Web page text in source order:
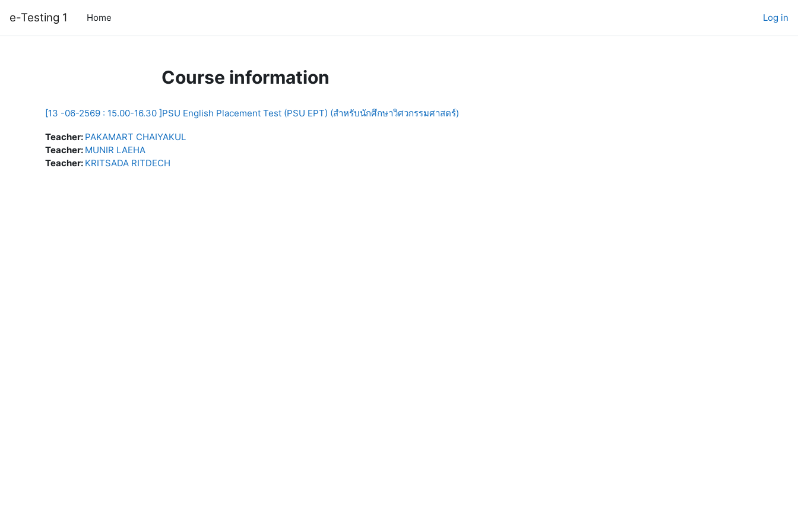
e-Testing 1 Home Log in
Course information
[13 -06-2569 : 15.00-16.30 ]PSU English Placement Test (PSU EPT) (สำหรับนักศึกษาวิศวกรรมศาสตร์)
Teacher: PAKAMART CHAIYAKUL
Teacher: MUNIR LAEHA
Teacher: KRITSADA RITDECH